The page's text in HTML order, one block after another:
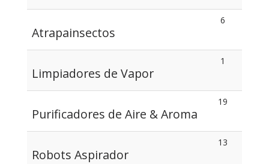
Atrapainsectos
6
Limpiadores de Vapor
1
Purificadores de Aire & Aroma
19
Robots Aspirador
13